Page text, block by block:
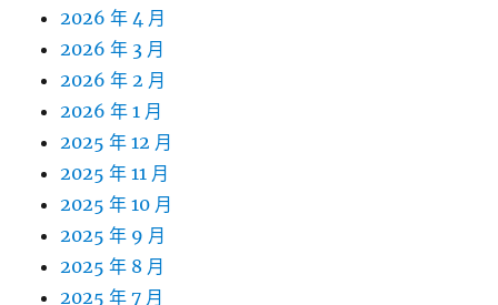
2026 年 4 月
2026 年 3 月
2026 年 2 月
2026 年 1 月
2025 年 12 月
2025 年 11 月
2025 年 10 月
2025 年 9 月
2025 年 8 月
2025 年 7 月